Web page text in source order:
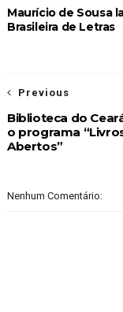
Maurício de Sousa
Brasileira de Letras
Previous
Biblioteca do
o programa
Abertos”
Nenhum Comentário: